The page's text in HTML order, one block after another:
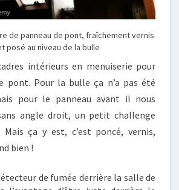
de panneau de pont, fraîchement vernis
posé au niveau de la bulle
intérieurs en menuiserie pour
pont. Pour la bulle ça n’a pas été
pour le panneau avant il nous
angle droit, un petit challenge
Mais ça y est, c’est poncé, vernis,
bien !
de fumée derrière la salle de